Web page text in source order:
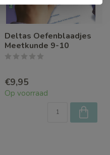
Deltas Oefenblaadjes
Meetkunde 9-10
€9,95
Op voorraad